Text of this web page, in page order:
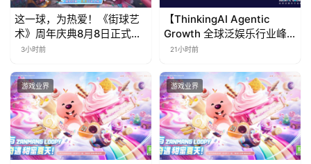
这一球，为热爱！《街球艺
术》周年庆典8月8日正式上
线，多重福利与全新内容同
3小时前
【ThinkingAI Agentic
Growth 全球泛娱乐行业峰
会】Agent 时代，人到底负
21小时前
游戏业界 游戏业界